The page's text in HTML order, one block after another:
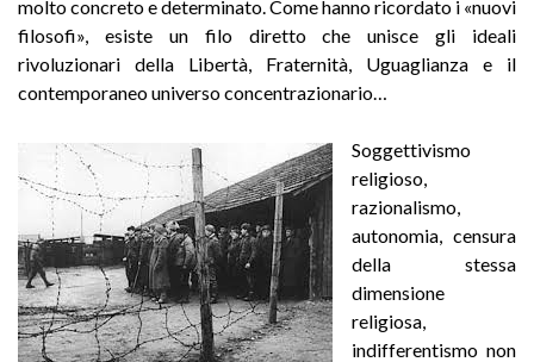
molto concreto e determinato. Come hanno ricordato i «nuovi
filosofi», esiste un filo diretto che unisce gli ideali
rivoluzionari della Libertà, Fraternità, Uguaglianza e il
contemporaneo universo concentrazionario…
Soggettivismo
religioso,
razionalismo,
autonomia, censura
della stessa
dimensione
religiosa,
indifferentismo non